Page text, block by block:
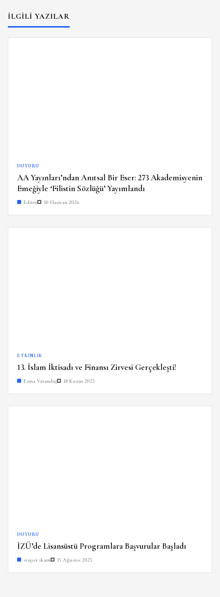
İLGILI YAZILAR
DUYURU
AA Yayınları’ndan Anıtsal Bir Eser: 273 Akademisyenin
Emeğiyle ‘Filistin Sözlüğü’ Yayımlandı
Editör 10 Haziran 2026
ETKINLIK
13. İslam İktisadı ve Finansı Zirvesi Gerçekleşti!
Esma Vatandaş 18 Kasım 2025
DUYURU
İZÜ’de Lisansüstü Programlara Başvurular Başladı
stajyer ikam 15 Ağustos 2025